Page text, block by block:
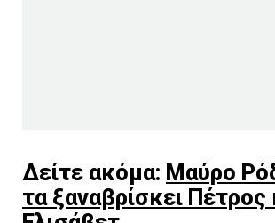
Δείτε ακόμα: Μαύρο
τα ξαναβρίσκει Πέτρος